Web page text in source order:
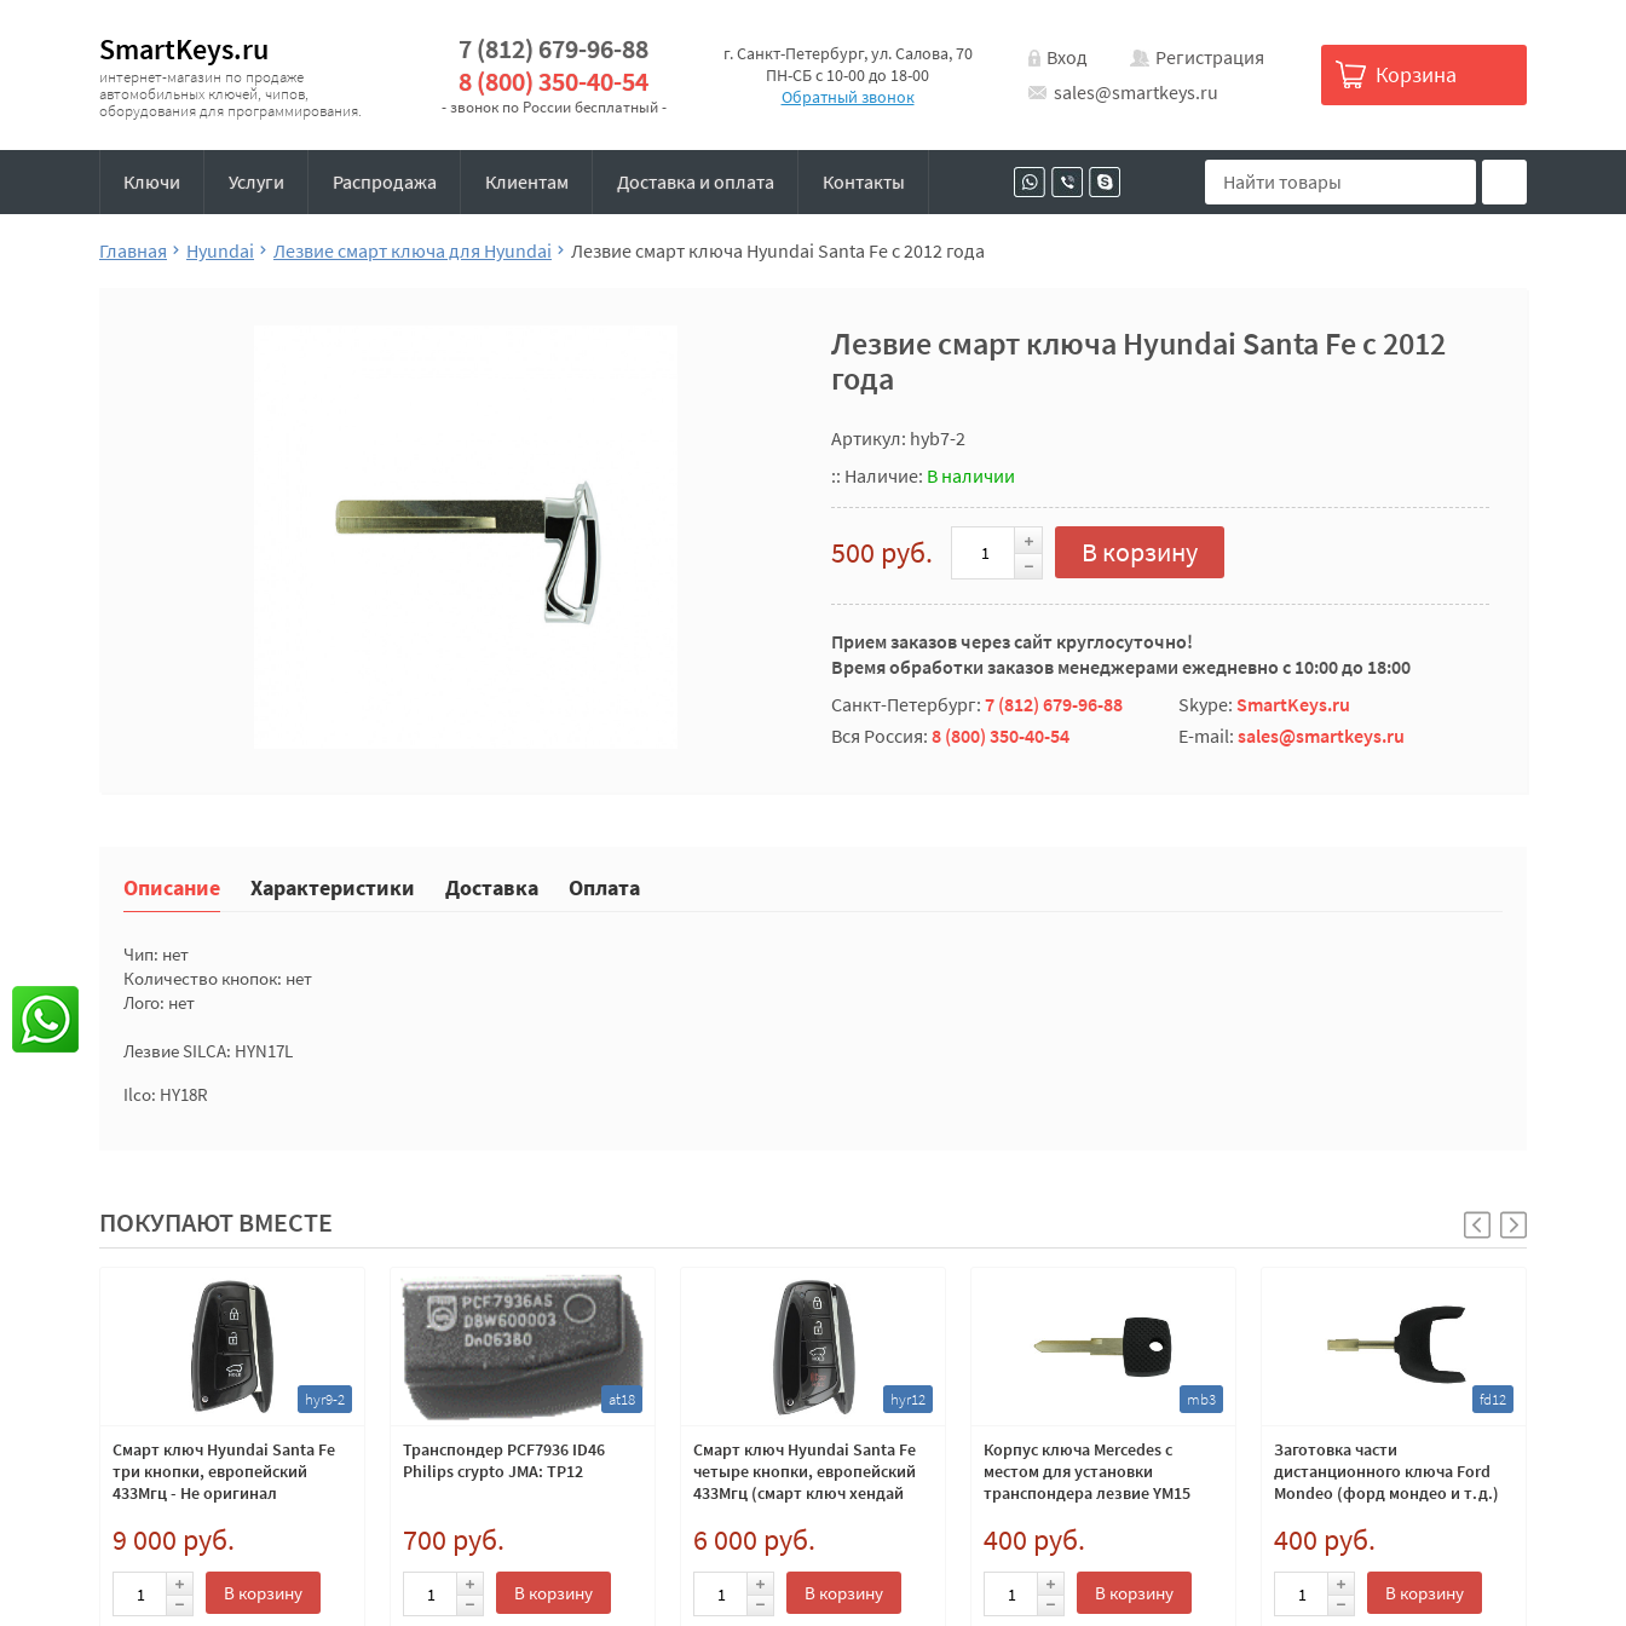
SmartKeys.ru
интернет-магазин по продаже
автомобильных ключей, чипов,
оборудования для программирования.
7 (812) 679-96-88
8 (800) 350-40-54
- звонок по России бесплатный -
г. Санкт-Петербург, ул. Салова, 70
ПН-СБ с 10-00 до 18-00
Обратный звонок
Вход
Регистрация
sales@smartkeys.ru
Корзина
Ключи Услуги Распродажа Клиентам Доставка и оплата Контакты
Главная Hyundai Лезвие смарт ключа для Hyundai Лезвие смарт ключа Hyundai Santa Fe с 2012 года
Лезвие смарт ключа Hyundai Santa Fe с 2012
года
Артикул: hyb7-2
:: Наличие: В наличии
500 руб. В корзину
Прием заказов через сайт круглосуточно!
Время обработки заказов менеджерами ежедневно с 10:00 до 18:00
Санкт-Петербург: 7 (812) 679-96-88 Skype: SmartKeys.ru
Вся Россия: 8 (800) 350-40-54 E-mail: sales@smartkeys.ru
Описание Характеристики Доставка Оплата
Чип: нет
Количество кнопок: нет
Лого: нет
Лезвие SILCA: HYN17L
Ilco: HY18R
ПОКУПАЮТ ВМЕСТЕ
hyr9-2
Смарт ключ Hyundai Santa Fe
три кнопки, европейский
433Мгц - Не оригинал
9 000 руб.
В корзину
at18
Транспондер PCF7936 ID46
Philips crypto JMA: TP12
700 руб.
В корзину
hyr12
Смарт ключ Hyundai Santa Fe
четыре кнопки, европейский
433Мгц (смарт ключ хендай
6 000 руб.
В корзину
mb3
Корпус ключа Mercedes с
местом для установки
транспондера лезвие YM15
400 руб.
В корзину
fd12
Заготовка части
дистанционного ключа Ford
Mondeo (форд мондео и т.д.)
400 руб.
В корзину